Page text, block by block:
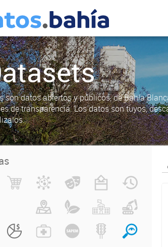
son datos abiertos y públicos, de Bahía
de transparencia. Los datos son tuyos,